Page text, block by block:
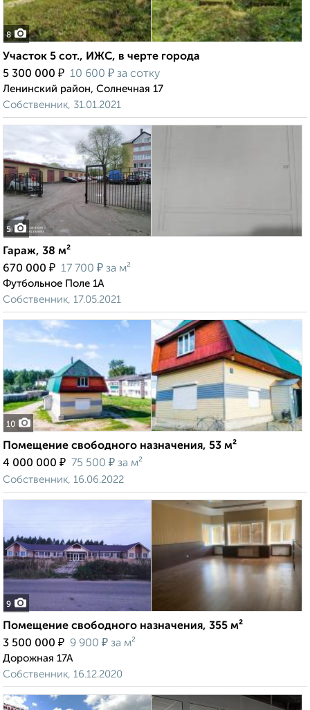
8
Участок 5 сот., ИЖС, в черте города
5 300 000 ₽ 10 600 ₽ за сотку
Ленинский район, Солнечная 17
Собственник, 31.01.2021
5
Гараж, 38 м²
670 000 ₽ 17 700 ₽ за м²
Футбольное Поле 1А
Собственник, 17.05.2021
10
Помещение свободного назначения, 53 м²
4 000 000 ₽ 75 500 ₽ за м²
Собственник, 16.06.2022
9
Помещение свободного назначения, 355 м²
3 500 000 ₽ 9 900 ₽ за м²
Дорожная 17А
Собственник, 16.12.2020